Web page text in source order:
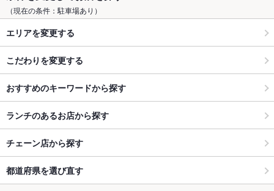
（現在の条件：駐車場あり）
エリアを変更する
こだわりを変更する
おすすめのキーワードから探す
ランチのあるお店から探す
チェーン店から探す
都道府県を選び直す